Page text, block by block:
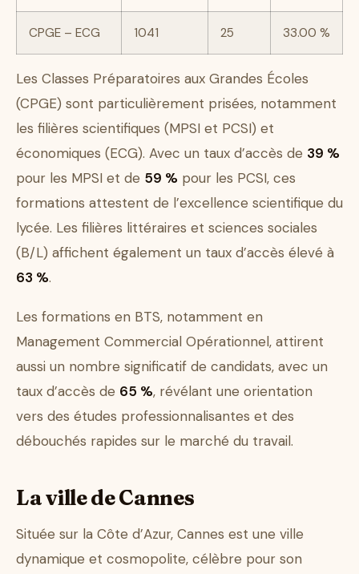
CPGE – ECG 1041 25 33.00 %
Les Classes Préparatoires aux Grandes Écoles
(CPGE) sont particulièrement prisées, notamment
les filières scientifiques (MPSI et PCSI) et
économiques (ECG). Avec un taux d’accès de 39 %
pour les MPSI et de 59 % pour les PCSI, ces
formations attestent de l’excellence scientifique du
lycée. Les filières littéraires et sciences sociales
(B/L) affichent également un taux d’accès élevé à
63 %.
Les formations en BTS, notamment en
Management Commercial Opérationnel, attirent
aussi un nombre significatif de candidats, avec un
taux d’accès de 65 %, révélant une orientation
vers des études professionnalisantes et des
débouchés rapides sur le marché du travail.
La ville de Cannes
Située sur la Côte d’Azur, Cannes est une ville
dynamique et cosmopolite, célèbre pour son